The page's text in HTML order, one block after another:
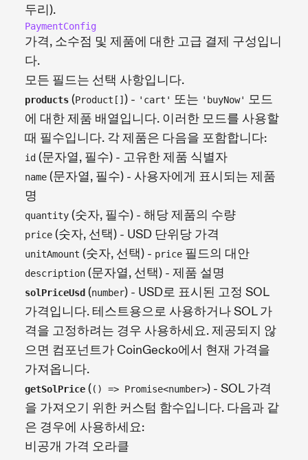
두리).
PaymentConfig
가격, 소수점 및 제품에 대한 고급 결제 구성입니
다.
모든 필드는 선택 사항입니다.
products (Product[] ) - 'cart' 또는 'buyNow' 모드
에 대한 제품 배열입니다. 이러한 모드를 사용할
때 필수입니다. 각 제품은 다음을 포함합니다:
id (문자열, 필수) - 고유한 제품 식별자
name (문자열, 필수) - 사용자에게 표시되는 제품
명
quantity (숫자, 필수) - 해당 제품의 수량
price (숫자, 선택) - USD 단위당 가격
unitAmount (숫자, 선택) - price 필드의 대안
description (문자열, 선택) - 제품 설명
solPriceUsd (number) - USD로 표시된 고정 SOL
가격입니다. 테스트용으로 사용하거나 SOL 가
격을 고정하려는 경우 사용하세요. 제공되지 않
으면 컴포넌트가 CoinGecko에서 현재 가격을
가져옵니다.
getSolPrice (() => Promise<number>) - SOL 가격
을 가져오기 위한 커스텀 함수입니다. 다음과 같
은 경우에 사용하세요:
비공개 가격 오라클